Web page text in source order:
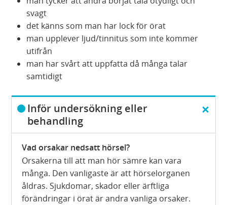
svagt
det känns som man har lock för örat
man upplever ljud/tinnitus som inte kommer
utifrån
man har svårt att uppfatta då många talar
samtidigt
D
ö
l
j
Inför undersökning eller
behandling
Vad orsakar nedsatt hörsel?
Orsakerna till att man hör sämre kan vara
många. Den vanligaste är att hörselorganen
åldras. Sjukdomar, skador eller ärftliga
förändringar i örat är andra vanliga orsaker.